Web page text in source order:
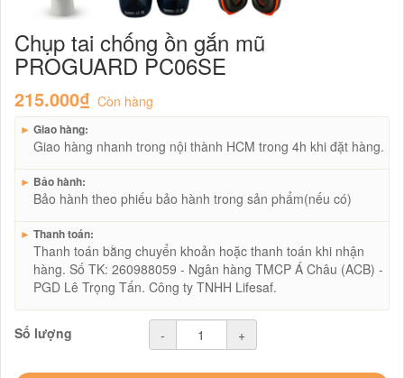
Chụp tai chống ồn gắn mũ
PROGUARD PC06SE
215.000₫ Còn hàng
► Giao hàng:
Giao hàng nhanh trong nội thành HCM trong 4h khi đặt hàng.
► Bảo hành:
Bảo hành theo phiếu bảo hành trong sản phẩm(nếu có)
► Thanh toán:
Thanh toán bằng chuyển khoản hoặc thanh toán khi nhận
hàng. Số TK: 260988059 - Ngân hàng TMCP Á Châu (ACB) -
PGD Lê Trọng Tấn. Công ty TNHH Lifesaf.
Số lượng - +